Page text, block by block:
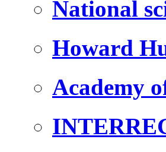
National
Howard
Academy